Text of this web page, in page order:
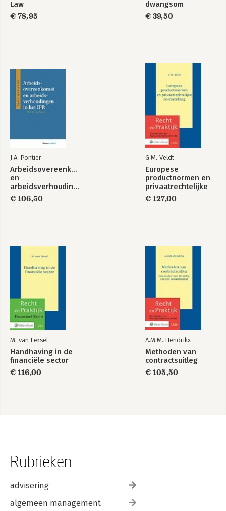
vergelijkende
reclame
jegens
consumenten
Intellectuele
eigendom
Law
€ 78,95
dwangsom
€ 39,50
J.A. Pontier
Arbeidsovereenkomst
en
arbeidsverhoudingen
in het IPR
€ 106,50
G.M. Veldt
Europese
productnormen en
privaatrechtelijke
normstelling
€ 127,00
M. van Eersel
Handhaving in de
financiële sector
€ 116,00
A.M.M. Hendrikx
Methoden van
contractsuitleg
€ 105,50
Rubrieken
advisering
algemeen management